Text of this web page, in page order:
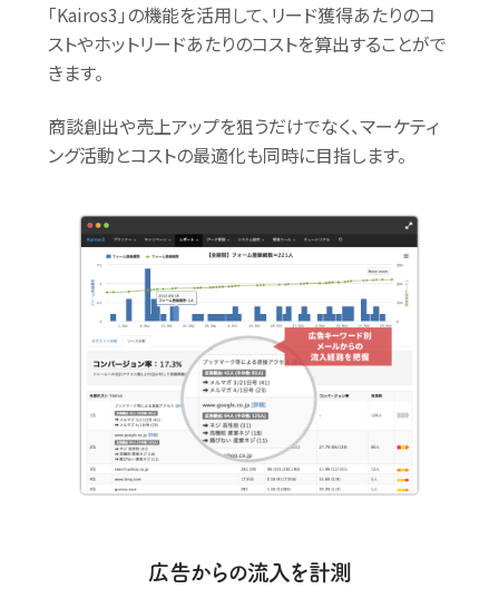
「Kairos3」の機能を活用して、リード獲得あたりのコ
ストやホットリードあたりのコストを算出することがで
きます。
商談創出や売上アップを狙うだけでなく、マーケティ
ング活動とコストの最適化も同時に目指します。
広告からの流入を計測